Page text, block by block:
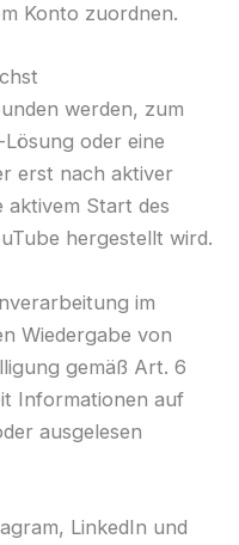
Konto zuordnen.
werden, zum
oder eine
erst nach aktiver
aktivem Start des
hergestellt wird.
im
Wiedergabe von
gemäß Art. 6
Informationen auf
ausgelesen
LinkedIn und